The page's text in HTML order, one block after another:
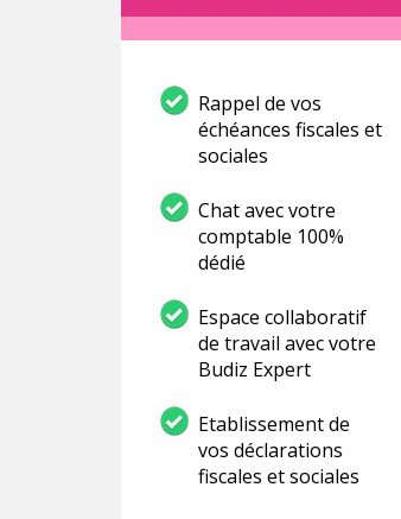
Rappel de vos
échéances fiscales et
sociales
Chat avec votre
comptable 100%
dédié
Espace collaboratif
de travail avec votre
Budiz Expert
Etablissement de
vos déclarations
fiscales et sociales